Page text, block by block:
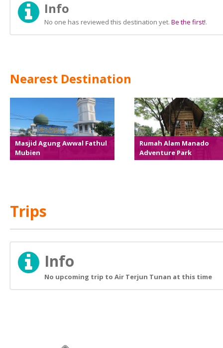
Info
No one has reviewed this destination yet. Be the first!.
Nearest Destination
Masjid Agung Awwal Fathul
Mubien
Rumah Alam Manado
Adventure Park
Trips
Info
No upcoming trip to Air Terjun Tunan at this time